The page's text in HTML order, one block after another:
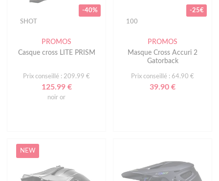
-40%
SHOT
PROMOS
Casque cross LITE PRISM
Prix conseillé : 209.99 €
125.99 €
noir or
-25€
100
PROMOS
Masque Cross Accuri 2
Gatorback
Prix conseillé : 64.90 €
39.90 €
NEW